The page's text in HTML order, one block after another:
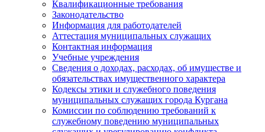
Квалификационные требования
Законодательство
Информация для работодателей
Аттестация муниципальных служащих
Контактная информация
Учебные учреждения
Сведения о доходах, расходах, об имуществе и
обязательствах имущественного характера
Кодексы этики и служебного поведения
муниципальных служащих города Кургана
Комиссии по соблюдению требований к
служебному поведению муниципальных